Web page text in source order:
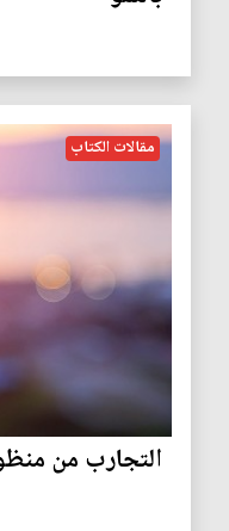
مقالات الكتاب
التجارب من